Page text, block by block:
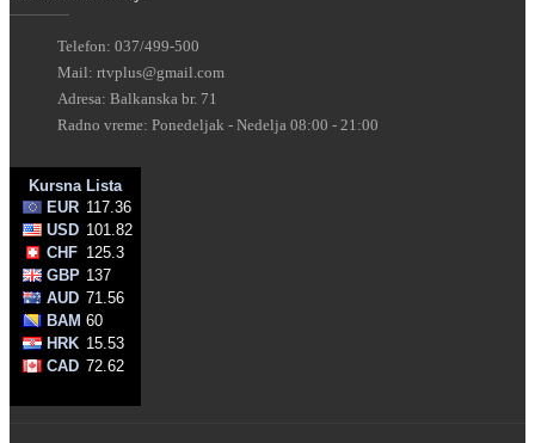
Telefon: 037/499-500
Mail: rtvplus@gmail.com
Adresa: Balkanska br. 71
Radno vreme: Ponedeljak - Nedelja 08:00 - 21:00